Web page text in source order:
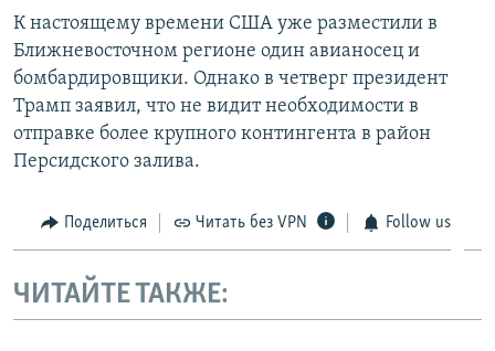
К настоящему времени США уже разместили в
Ближневосточном регионе один авианосец и
бомбардировщики. Однако в четверг президент
Трамп заявил, что не видит необходимости в
отправке более крупного контингента в район
Персидского залива.
Поделиться Читать без VPN Follow us
ЧИТАЙТЕ ТАКЖЕ: